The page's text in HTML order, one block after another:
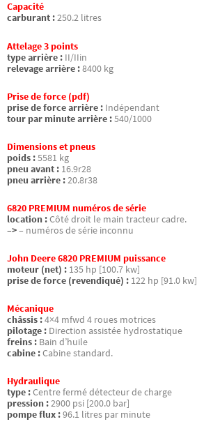
Capacité
carburant :250.2 litres
Attelage 3 points
type arrière : II/IIin
relevage arrière :8400 kg
Prise de force (pdf)
prise de force arrière : Indépendant
tour par minute arrière :540/1000
Dimensions et pneus
poids :5581 kg
pneu avant : 16.9r28
pneu arrière :20.8r38
6820 PREMIUM numéros de série
location :Côté droit le main tracteur cadre.
–>– numéros de série inconnu
John Deere 6820 PREMIUM puissance
moteur (net) : 135 hp [100.7 kw]
prise de force (revendiqué) : 122 hp [91.0 kw]
Mécanique
châssis :4×4 mfwd 4 roues motrices
pilotage : Direction assistée hydrostatique
freins : Bain d’huile
cabine :Cabine standard.
Hydraulique
type :Centre fermé détecteur de charge
pression :2900 psi [200.0 bar]
pompe flux :96.1 litres par minute